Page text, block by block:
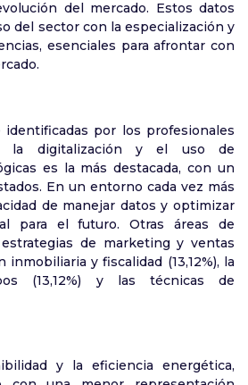
del mercado. Estos datos
del sector con la especialización y
esenciales para afrontar con
identificadas por los profesionales
la digitalización y el uso de
es la más destacada, con un
En un entorno cada vez más
de manejar datos y optimizar
para el futuro. Otras áreas de
de marketing y ventas
inmobiliaria y fiscalidad (13,12%), la
(13,12%) y las técnicas de
y la eficiencia energética,